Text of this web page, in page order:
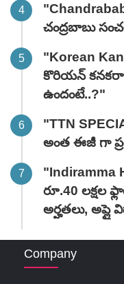
చంద్రబాబు
"Korean
కొరియన్
ఉందంటే..?"
"TTN
అంత ఈజీ గా
"Indiramma
రూ.40 లక్షల
అర్హతలు, అప్లై
Company